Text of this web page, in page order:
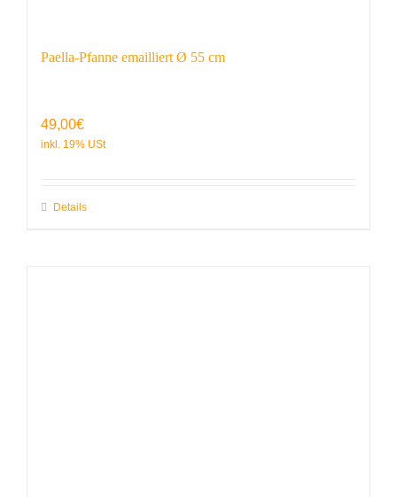
Paella-Pfanne emailliert Ø 55 cm
49,00€
Details